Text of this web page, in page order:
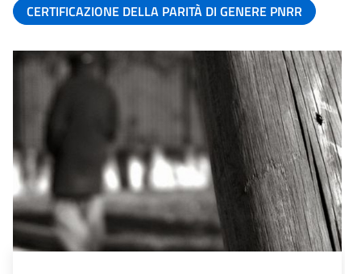
CERTIFICAZIONE DELLA PARITÀ DI GENERE PNRR